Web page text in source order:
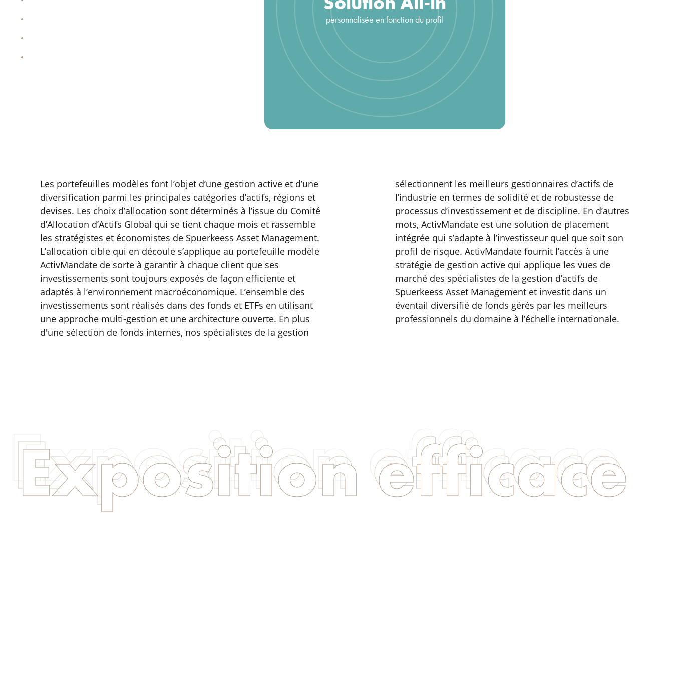
personnalisée en fonction du profil
Les portefeuilles modèles font l’objet d’une gestion active et d’une
diversification parmi les principales catégories d’actifs, régions et
devises. Les choix d’allocation sont déterminés à l’issue du Comité
d’Allocation d’Actifs Global qui se tient chaque mois et rassemble
les stratégistes et économistes de Spuerkeess Asset Management.
L’allocation cible qui en découle s’applique au portefeuille modèle
ActivMandate de sorte à garantir à chaque client que ses
investissements sont toujours exposés de façon efficiente et
adaptés à l’environnement macroéconomique. L’ensemble des
investissements sont réalisés dans des fonds et ETFs en utilisant
une approche multi-gestion et une architecture ouverte. En plus
d'une sélection de fonds internes, nos spécialistes de la gestion
sélectionnent les meilleurs gestionnaires d’actifs de
l’industrie en termes de solidité et de robustesse de
processus d’investissement et de discipline. En d’autres
mots, ActivMandate est une solution de placement
intégrée qui s’adapte à l’investisseur quel que soit son
profil de risque. ActivMandate fournit l’accès à une
stratégie de gestion active qui applique les vues de
marché des spécialistes de la gestion d’actifs de
Spuerkeess Asset Management et investit dans un
éventail diversifié de fonds gérés par les meilleurs
professionnels du domaine à l’échelle internationale.
Exposition efficace